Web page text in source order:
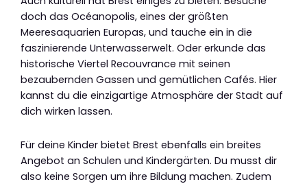
doch das Océanopolis, eines der größten
Meeresaquarien Europas, und tauche ein in die
faszinierende Unterwasserwelt. Oder erkunde das
historische Viertel Recouvrance mit seinen
bezaubernden Gassen und gemütlichen Cafés. Hier
kannst du die einzigartige Atmosphäre der Stadt auf
dich wirken lassen.
Für deine Kinder bietet Brest ebenfalls ein breites
Angebot an Schulen und Kindergärten. Du musst dir
also keine Sorgen um ihre Bildung machen. Zudem